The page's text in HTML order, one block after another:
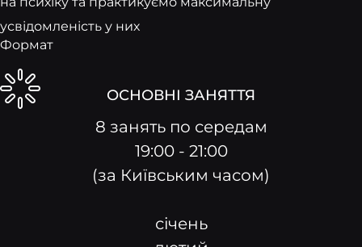
усвідомленість у них
Формат
ОСНОВНІ ЗАНЯТТЯ
8 занять по середам
19:00 - 21:00
(за Київським часом)
січень